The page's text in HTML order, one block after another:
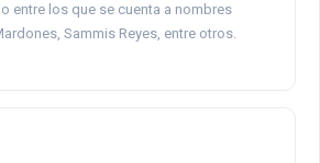
entre los que se cuenta a nombres
Sammis Reyes, entre otros.